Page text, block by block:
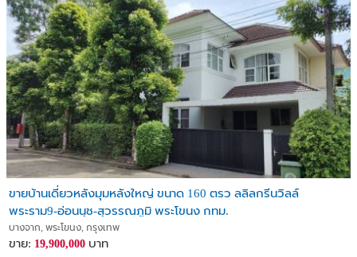
ขายบ้านเดี่ยวหลังมุมหลังใหญ่ ขนาด 160 ตรว ลลิลกรีนวิลล์
พระราม9-อ่อนนุช-สุวรรณภูมิ พระโขนง กทม.
บางจาก, พระโขนง, กรุงเทพ
ขาย: 19,900,000 บาท